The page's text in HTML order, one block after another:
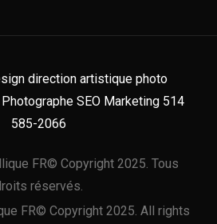
direction artistique photo
SEO Marketing 514
585-2066
FR© Copyright 2025. Tous
réservés.
FR© Copyright 2025. All rights